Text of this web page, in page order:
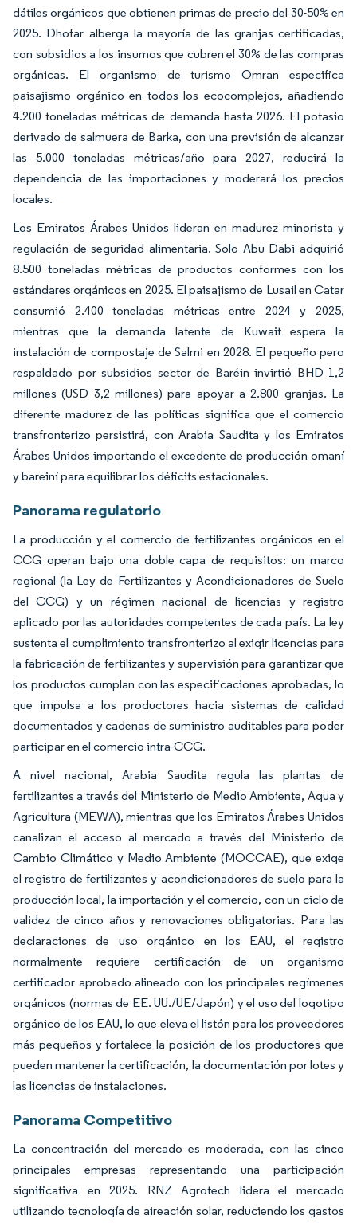
dátiles orgánicos que obtienen primas de precio del 30-50% en
2025. Dhofar alberga la mayoría de las granjas certificadas,
con subsidios a los insumos que cubren el 30% de las compras
orgánicas. El organismo de turismo Omran especifica
paisajismo orgánico en todos los ecocomplejos, añadiendo
4.200 toneladas métricas de demanda hasta 2026. El potasio
derivado de salmuera de Barka, con una previsión de alcanzar
las 5.000 toneladas métricas/año para 2027, reducirá la
dependencia de las importaciones y moderará los precios
locales.
Los Emiratos Árabes Unidos lideran en madurez minorista y
regulación de seguridad alimentaria. Solo Abu Dabi adquirió
8.500 toneladas métricas de productos conformes con los
estándares orgánicos en 2025. El paisajismo de Lusail en Catar
consumió 2.400 toneladas métricas entre 2024 y 2025,
mientras que la demanda latente de Kuwait espera la
instalación de compostaje de Salmi en 2028. El pequeño pero
respaldado por subsidios sector de Baréin invirtió BHD 1,2
millones (USD 3,2 millones) para apoyar a 2.800 granjas. La
diferente madurez de las políticas significa que el comercio
transfronterizo persistirá, con Arabia Saudita y los Emiratos
Árabes Unidos importando el excedente de producción omaní
y bareiní para equilibrar los déficits estacionales.
Panorama regulatorio
La producción y el comercio de fertilizantes orgánicos en el
CCG operan bajo una doble capa de requisitos: un marco
regional (la Ley de Fertilizantes y Acondicionadores de Suelo
del CCG) y un régimen nacional de licencias y registro
aplicado por las autoridades competentes de cada país. La ley
sustenta el cumplimiento transfronterizo al exigir licencias para
la fabricación de fertilizantes y supervisión para garantizar que
los productos cumplan con las especificaciones aprobadas, lo
que impulsa a los productores hacia sistemas de calidad
documentados y cadenas de suministro auditables para poder
participar en el comercio intra-CCG.
A nivel nacional, Arabia Saudita regula las plantas de
fertilizantes a través del Ministerio de Medio Ambiente, Agua y
Agricultura (MEWA), mientras que los Emiratos Árabes Unidos
canalizan el acceso al mercado a través del Ministerio de
Cambio Climático y Medio Ambiente (MOCCAE), que exige
el registro de fertilizantes y acondicionadores de suelo para la
producción local, la importación y el comercio, con un ciclo de
validez de cinco años y renovaciones obligatorias. Para las
declaraciones de uso orgánico en los EAU, el registro
normalmente requiere certificación de un organismo
certificador aprobado alineado con los principales regímenes
orgánicos (normas de EE. UU./UE/Japón) y el uso del logotipo
orgánico de los EAU, lo que eleva el listón para los proveedores
más pequeños y fortalece la posición de los productores que
pueden mantener la certificación, la documentación por lotes y
las licencias de instalaciones.
Panorama Competitivo
La concentración del mercado es moderada, con las cinco
principales empresas representando una participación
significativa en 2025. RNZ Agrotech lidera el mercado
utilizando tecnología de aireación solar, reduciendo los gastos